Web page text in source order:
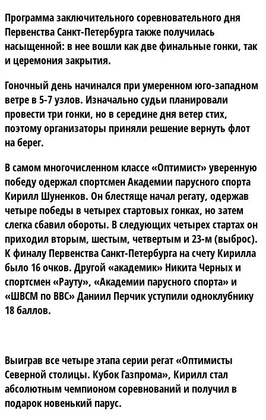
Программа заключительного соревновательного дня
Первенства Санкт-Петербурга также получилась
насыщенной: в нее вошли как две финальные гонки, так
и церемония закрытия.
Гоночный день начинался при умеренном юго-западном
ветре в 5-7 узлов. Изначально судьи планировали
провести три гонки, но в середине дня ветер стих,
поэтому организаторы приняли решение вернуть флот
на берег.
В самом многочисленном классе «Оптимист»уверенную
победу одержал спортсмен Академии парусного спорта
Кирилл Шуненков. Он блестяще начал регату, одержав
четыре победы в четырех стартовых гонках, но затем
слегка сбавил обороты. В следующих четырех стартах он
приходил вторым, шестым, четвертым и 23-м (выброс).
К финалу Первенства Санкт-Петербурга на счету Кирилла
было 16 очков. Другой «академик» Никита Черных и
спортсмен «Рауту», «Академии парусного спорта» и
«ШВСМ по ВВС» Даниил Перчик уступили одноклубнику
18 баллов.
Выиграв все четыре этапа серии регат «Оптимисты
Северной столицы. Кубок Газпрома», Кирилл стал
абсолютным чемпионом соревнований и получил в
подарок новенький парус.